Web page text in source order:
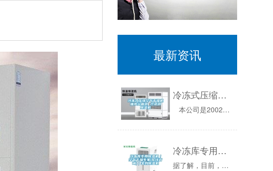
最新资讯
冷冻式压缩空气干燥机 油水分离器 过滤器 除湿机
本公司是2002年成立的制造生产型企业。公司位于美丽的杭州市，毗邻于长途汽车北站，交通便利。本公司以浙大、杭氧...
冷冻库专用除湿机｜空气干燥专家(在线咨询)｜宝鸡除湿机
据了解，目前，除湿机有两个类型，一个是常规冷冻型除湿机，另一个是转轮型除湿机。常规冷冻型除湿机，宝鸡除湿机，适用于常温下使用，ZUI低适用湿...